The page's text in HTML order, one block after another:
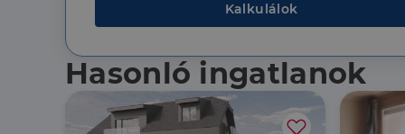
Kalkulálok
Hasonló ingatlanok
Név
_ga_F4MKCEZ8P5
Név
Domain
Név
Szolgáltató
Domain
_lang